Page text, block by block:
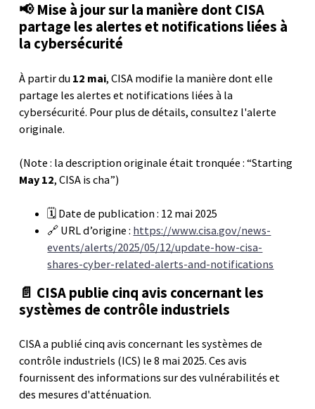
📢 Mise à jour sur la manière dont CISA
partage les alertes et notifications liées à
la cybersécurité
À partir du 12 mai, CISA modifie la manière dont elle
partage les alertes et notifications liées à la
cybersécurité. Pour plus de détails, consultez l'alerte
originale.
(Note : la description originale était tronquée : “Starting
May 12, CISA is cha”)
🗓️ Date de publication : 12 mai 2025
🔗 URL d’origine : https://www.cisa.gov/news-
events/alerts/2025/05/12/update-how-cisa-
shares-cyber-related-alerts-and-notifications
📄 CISA publie cinq avis concernant les
systèmes de contrôle industriels
CISA a publié cinq avis concernant les systèmes de
contrôle industriels (ICS) le 8 mai 2025. Ces avis
fournissent des informations sur des vulnérabilités et
des mesures d'atténuation.